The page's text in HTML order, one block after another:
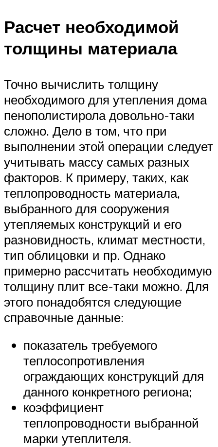
Расчет необходимой
толщины материала
Точно вычислить толщину
необходимого для утепления дома
пенополистирола довольно-таки
сложно. Дело в том, что при
выполнении этой операции следует
учитывать массу самых разных
факторов. К примеру, таких, как
теплопроводность материала,
выбранного для сооружения
утепляемых конструкций и его
разновидность, климат местности,
тип облицовки и пр. Однако
примерно рассчитать необходимую
толщину плит все-таки можно. Для
этого понадобятся следующие
справочные данные:
показатель требуемого
теплосопротивления
ограждающих конструкций для
данного конкретного региона;
коэффициент
теплопроводности выбранной
марки утеплителя.